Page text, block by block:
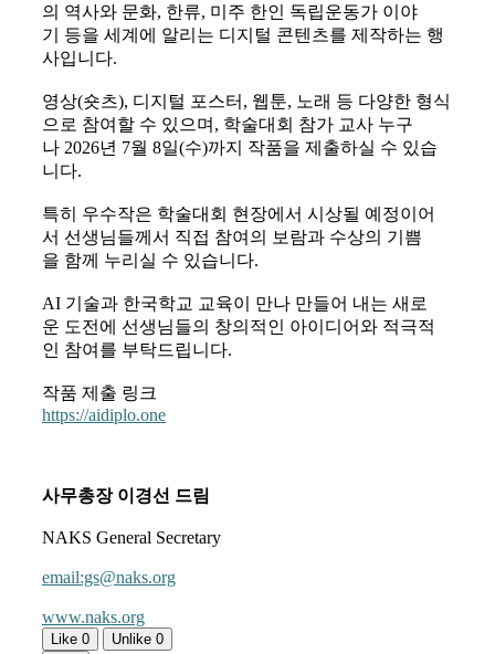
의 역사와 문화, 한류, 미주 한인 독립운동가 이야
기 등을 세계에 알리는 디지털 콘텐츠를 제작하는 행
사입니다.
영상(숏츠), 디지털 포스터, 웹툰, 노래 등 다양한 형식
으로 참여할 수 있으며, 학술대회 참가 교사 누구
나 2026년 7월 8일(수)까지 작품을 제출하실 수 있습
니다.
특히 우수작은 학술대회 현장에서 시상될 예정이어
서 선생님들께서 직접 참여의 보람과 수상의 기쁨
을 함께 누리실 수 있습니다.
AI 기술과 한국학교 교육이 만나 만들어 내는 새로
운 도전에 선생님들의 창의적인 아이디어와 적극적
인 참여를 부탁드립니다.
작품 제출 링크
https://aidiplo.one
사무총장 이경선 드림
NAKS General Secretary
email:gs@naks.org
www.naks.org
Like 0 Unlike 0